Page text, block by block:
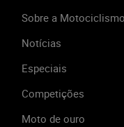
Sobre a Motociclismo
Notícias
Especiais
Competições
Moto de ouro